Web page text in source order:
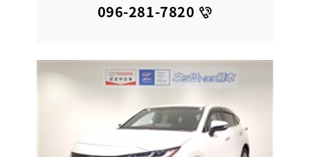
096-281-7820